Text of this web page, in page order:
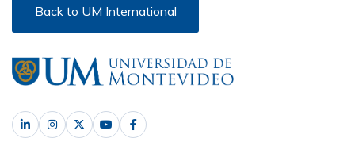
Back to UM International